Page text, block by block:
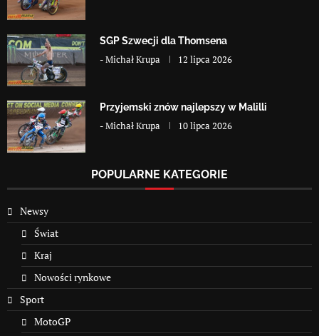
SGP Szwecji dla Thomsena
-Michał Krupa 12 lipca 2026
Przyjemski znów najlepszy w Malilli
-Michał Krupa 10 lipca 2026
POPULARNE KATEGORIE
Newsy
Świat
Kraj
Nowości rynkowe
Sport
MotoGP